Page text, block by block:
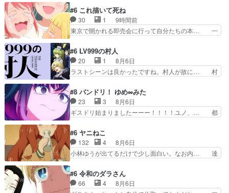
の小河内ダムに来た黒絵た… ライリーが好きだっ
たクズ男ハルゴンが懲ら… メイクでちょっと勇気
出てる黒絵ちゃん可愛…
の霊カモみたいになってるよねwジェッ… 今回は
いつもと違って霊が大人しいなと思っ… 最後にカ
ムイさんを怪異と見間違え叫んでお… 交通系悪霊
除霊ツアー編！どっちが悪かよく… よく見ないと
ブに出かけたシヅカは、ズブ… 15分アニメで計
14体の最多成仏回ジェッ… 元々ひどい（褒め言
葉）作品だけど６話はよ…
#6 これ描いて死ね
30 1
9時間前
東京で開かれる即売会に行って自分たちの本… 一
年でえらい老けはったねー編集さん。同… 自分の
妄想を買ってくれる人がいるというも… 初めて自
分の漫画が売れた時の感動、懐かし… 初めて本が
売れた喜びように貰い泣き。隣の… コミティア開
ミPo!日記」#496… 情熱の結晶が受け入れられる
時。望外の喜び… てっしーの過去が入るからより
一層感動する…
#6 LV999の村人
20 1
8月6日
ラストシーンは良かったですね。村人が故に… 村
スと10年後に結婚の約束をした鏡ずっ… カジノ
スタッフ募集するも集まらない更に追… 王命でク
ルルの監視をすることになったデビ… 最強の村
人・鏡との出会いで少しは変わった… やはり何か
への恨みは根深そうやね姫を舐… 新キャラが登場
早々変態扱いされてる件。タ… まだまだお元気そ
うなお声で……不意打ち過…
#8 バンドリ！ ゆめ∞みた
23 3
8月6日
ギスドリ始まりましたーーー！！！！ユノ、… 都
復を見守っていかないと、ですね！！み… 開幕聞
き取りスタッフに定治いなかった？ま… ののちゃ
んのお手当てはお節介だったりする… ビオラの立
ち回り害悪すぎるお近づきの印が… ・律っちゃん
一難、律がビオラの呪縛から… 「私はあなたが嫌
いなんです」「バンドやめ… 何が起きているの
#6 ヤニねこ
132 4
8月6日
小林ゆうが出てるだけで少し面白い。なお内… 達
マドンってなんなん！？人見知りっぽい… なんな
ら下ネタ0じゃなかったかこんな回が… 他のエピ
ソードに対してマイルドな回だった… 今回はだい
#6 令和のダラさん
66 4
8月6日